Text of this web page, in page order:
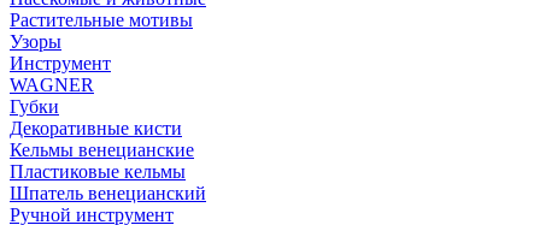
Растительные мотивы
Узоры
Инструмент
WAGNER
Губки
Декоративные кисти
Кельмы венецианские
Пластиковые кельмы
Шпатель венецианский
Ручной инструмент